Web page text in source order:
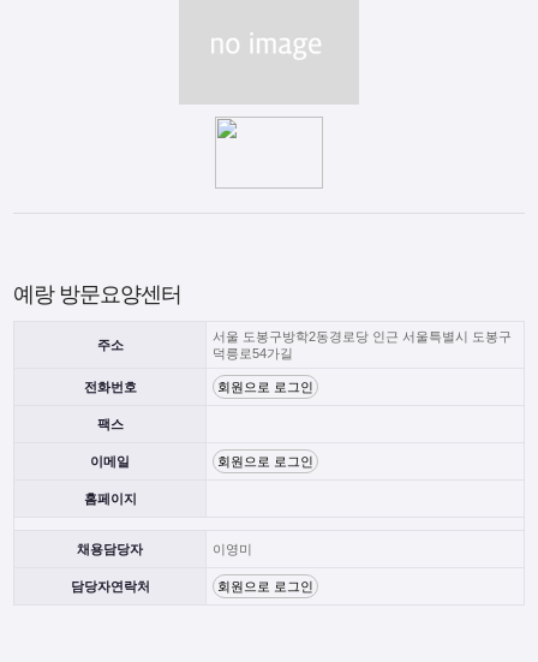
예랑 방문요양센터
주소
서울 도봉구방학2동경로당 인근 서울특별시 도봉구
덕릉로54가길
전화번호 회원으로 로그인
팩스
이메일 회원으로 로그인
홈페이지
채용담당자 이영미
담당자연락처 회원으로 로그인